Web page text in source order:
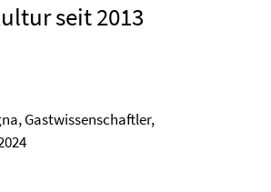
seit 2013
Gastwissenschaftler,